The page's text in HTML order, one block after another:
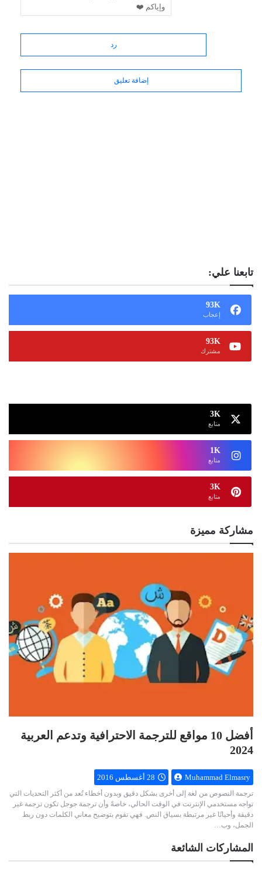
وإياكم ❤️
رد
إضافة تعليق
تابعنا علي:
93K
إعجاب
93K
مشترك
3K
متابع
1K
متابع
3K
متابع
مشاركة مميزة
أفضل 10 مواقع للترجمة الاحترافية وتدعم العربية
2024
Muhammad Elmasry 28 أغسطس 2016
ترجمة النصوص من لغة إلى أخرى بشكل دقيق وبدون أخطاء تُعد من أكثر التحديات التي
تواجه مستخدمي الإنترنت في الوقت الحالي، خاصةً وأن ترجمة جوجل تكون ترجمة غير
دقيقة وأحيانًا غير مرتبطة بسياق النص. فهي تقوم بتوضيح معاني الكلمات دون ربط
الجمل، وب…
المشاركات الشائعة